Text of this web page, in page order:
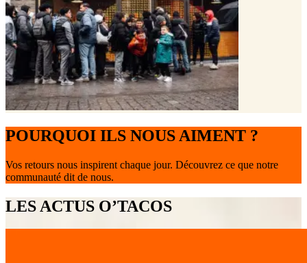
POURQUOI ILS NOUS AIMENT ?
Vos retours nous inspirent chaque jour. Découvrez ce que notre
communauté dit de nous.
LES ACTUS O’TACOS